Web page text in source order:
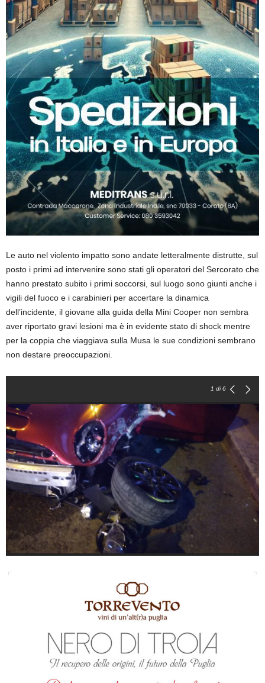
Le auto nel violento impatto sono andate letteralmente distrutte, sul
posto i primi ad intervenire sono stati gli operatori del Sercorato che
hanno prestato subito i primi soccorsi, sul luogo sono giunti anche i
vigili del fuoco e i carabinieri per accertare la dinamica
dell’incidente, il giovane alla guida della Mini Cooper non sembra
aver riportato gravi lesioni ma è in evidente stato di shock mentre
per la coppia che viaggiava sulla Musa le sue condizioni sembrano
non destare preoccupazioni.
1 di 6